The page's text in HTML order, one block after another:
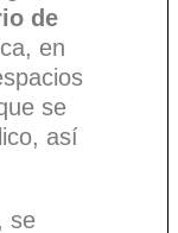
de
en
se
así
se